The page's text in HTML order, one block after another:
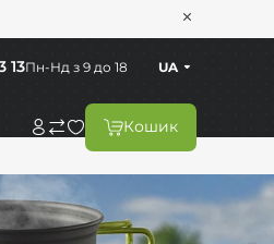
Кошик
Пн-Нд з 9 до 18
13 UA